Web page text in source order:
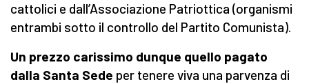
cattolici e dall’Associazione Patriottica (organismi
entrambi sotto il controllo del Partito Comunista).
Un prezzo carissimo dunque quello pagato
dalla Santa Sede per tenere viva una parvenza di